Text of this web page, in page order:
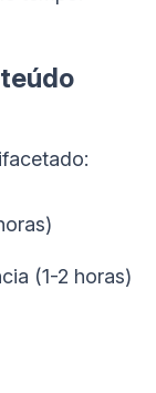
(1-2 horas)